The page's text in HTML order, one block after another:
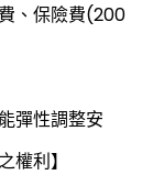
、保險費(200
彈性調整安
權利】